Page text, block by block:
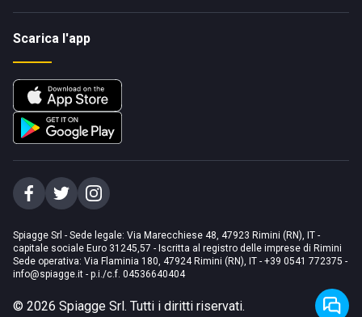
Scarica l'app
Spiagge Srl - Sede legale: Via Marecchiese 48, 47923 Rimini (RN), IT -
capitale sociale Euro 31245,57 - Iscritta al registro delle imprese di Rimini
Sede operativa: Via Flaminia 180, 47924 Rimini (RN), IT - +39 0541 772375 -
info@spiagge.it - p.i./c.f. 04536640404
© 2026 Spiagge Srl. Tutti i diritti riservati.